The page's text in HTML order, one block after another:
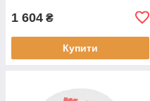
1 604 ₴
Купити